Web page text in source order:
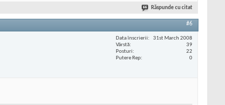
Răspunde cu citat
#6
Data înscrierii
31st March 2008
Vârstă
39
Posturi
22
Putere Rep
0